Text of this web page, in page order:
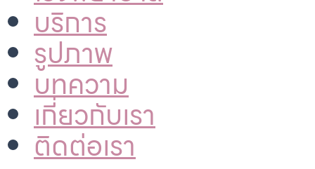
บริการ
รูปภาพ
บทความ
เกี่ยวกับเรา
ติดต่อเรา